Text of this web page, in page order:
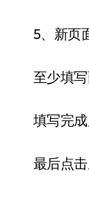
5、新页
至少填写
填写完
最后点击